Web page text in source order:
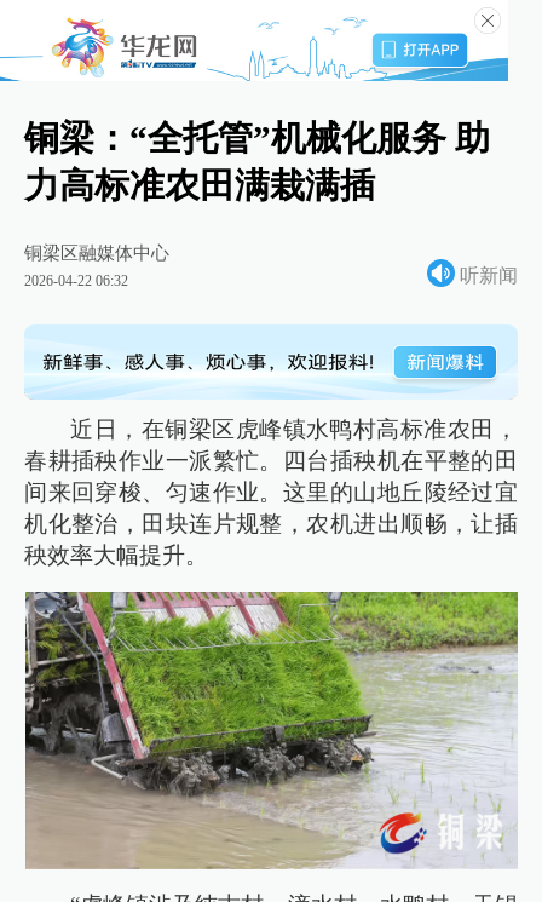
铜梁：“全托管”机械化服务 助
力高标准农田满栽满插
铜梁区融媒体中心
2026-04-22 06:32 听新闻
近日，在铜梁区虎峰镇水鸭村高标准农田，
春耕插秧作业一派繁忙。四台插秧机在平整的田
间来回穿梭、匀速作业。这里的山地丘陵经过宜
机化整治，田块连片规整，农机进出顺畅，让插
秧效率大幅提升。